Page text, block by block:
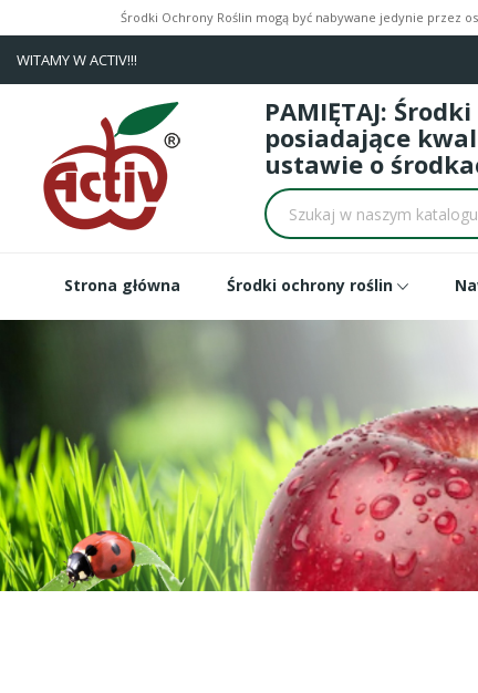
Środki Ochrony Roślin mogą być nabywane jedynie przez
WITAMY W ACTIV!!!
PAMIĘTAJ:
posiadające
ustawie o
Strona główna Środki ochrony roślin